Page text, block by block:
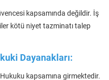
kapsamında değildir. İş
kötü niyet tazminatı talep
Dayanakları:
kapsamına girmektedir.